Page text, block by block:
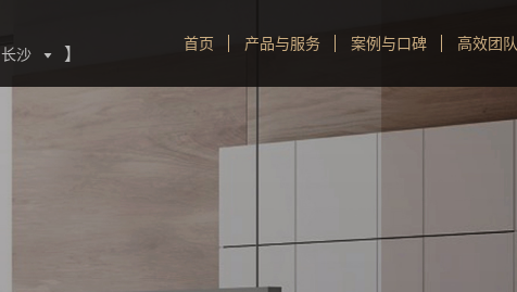
长沙  】
首页 产品与服务 案例与口碑 高效团队